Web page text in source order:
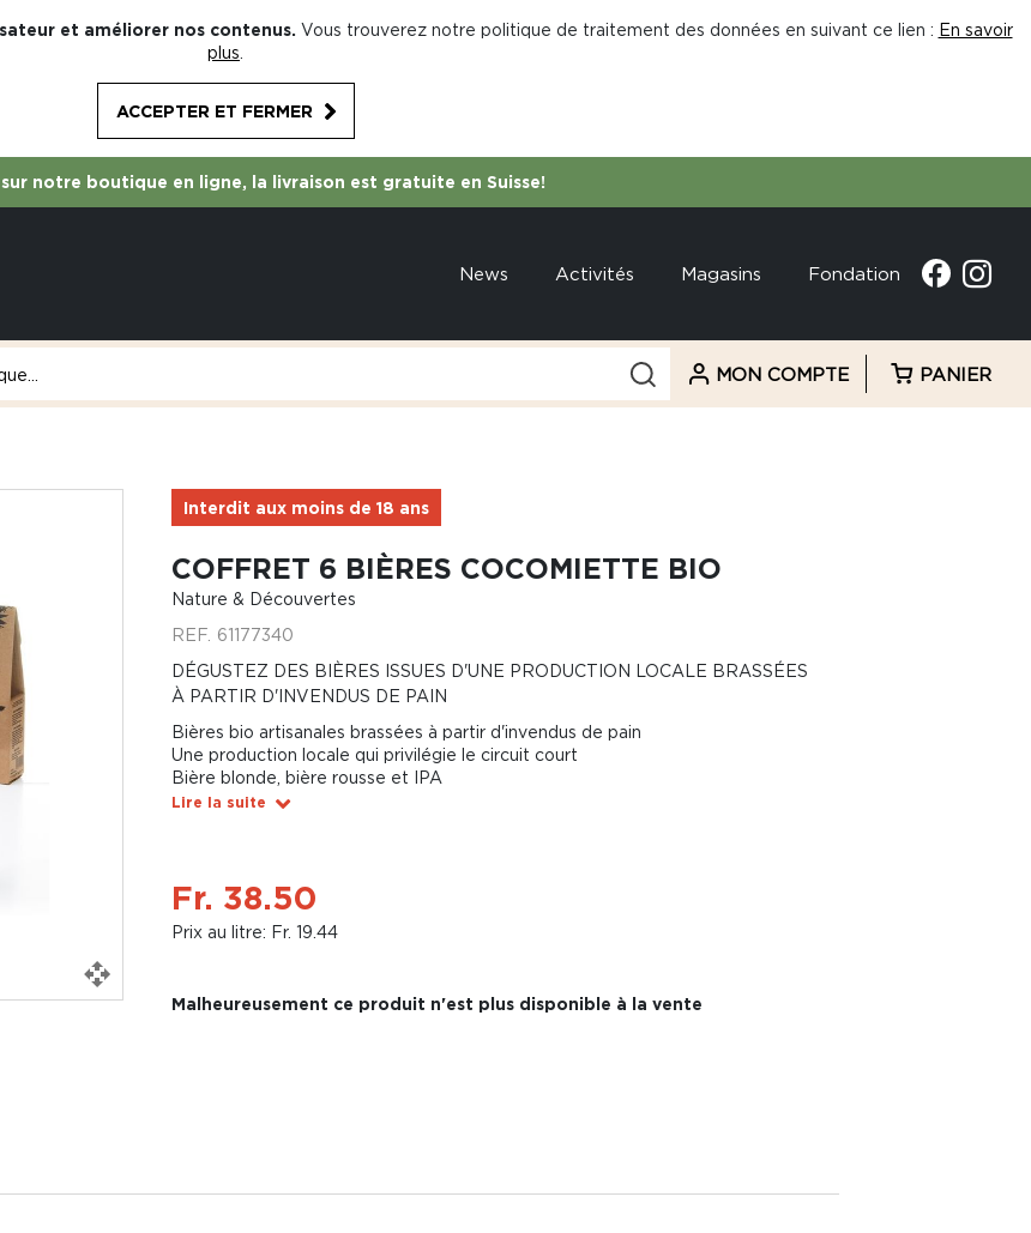
et améliorer nos contenus. Vous trouverez notre politique de traitement des données en suivant ce lien : En savoir
plus
ACCEPTER ET FERMER
sur notre boutique en ligne, la livraison est gratuite en Suisse!
News Activités Magasins Fondation
MON COMPTE PANIER
Interdit aux moins de 18 ans
COFFRET 6 BIÈRES COCOMIETTE BIO
Nature & Découvertes
REF. 61177340
DÉGUSTEZ DES BIÈRES ISSUES D'UNE PRODUCTION LOCALE BRASSÉES
À PARTIR D'INVENDUS DE PAIN
Bières bio artisanales brassées à partir d'invendus de pain
Une production locale qui privilégie le circuit court
Bière blonde, bière rousse et IPA
Lire la suite
Fr. 38.50
Prix au litre: Fr. 19.44
Malheureusement ce produit n'est plus disponible à la vente